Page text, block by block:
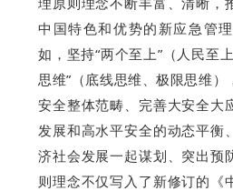
中国特色和优势的新应急管
如，坚持“两个至上”（人民至
思维”（底线思维、极限思维
安全整体范畴、完善大安全大
发展和高水平安全的动态平衡
济社会发展一起谋划、突出预
则理念不仅写入了新修订的《